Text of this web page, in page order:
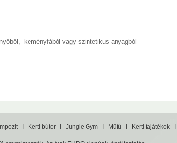
keményfából vagy szintetikus anyagból
I Kerti bútorI Jungle GymI Műfű Kerti fajátékokI